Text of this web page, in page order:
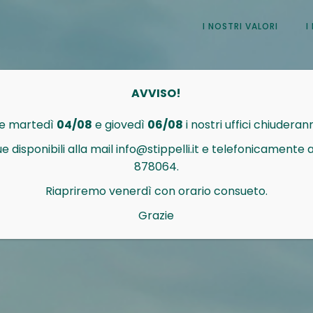
I NOSTRI VALORI I
AVVISO!
martedì 04/08 e giovedì 06/08 i nostri uffici
disponibili alla mail info@stippelli.it e telefonicamente
878064.
Riapriremo venerdì con orario consueto.
Grazie